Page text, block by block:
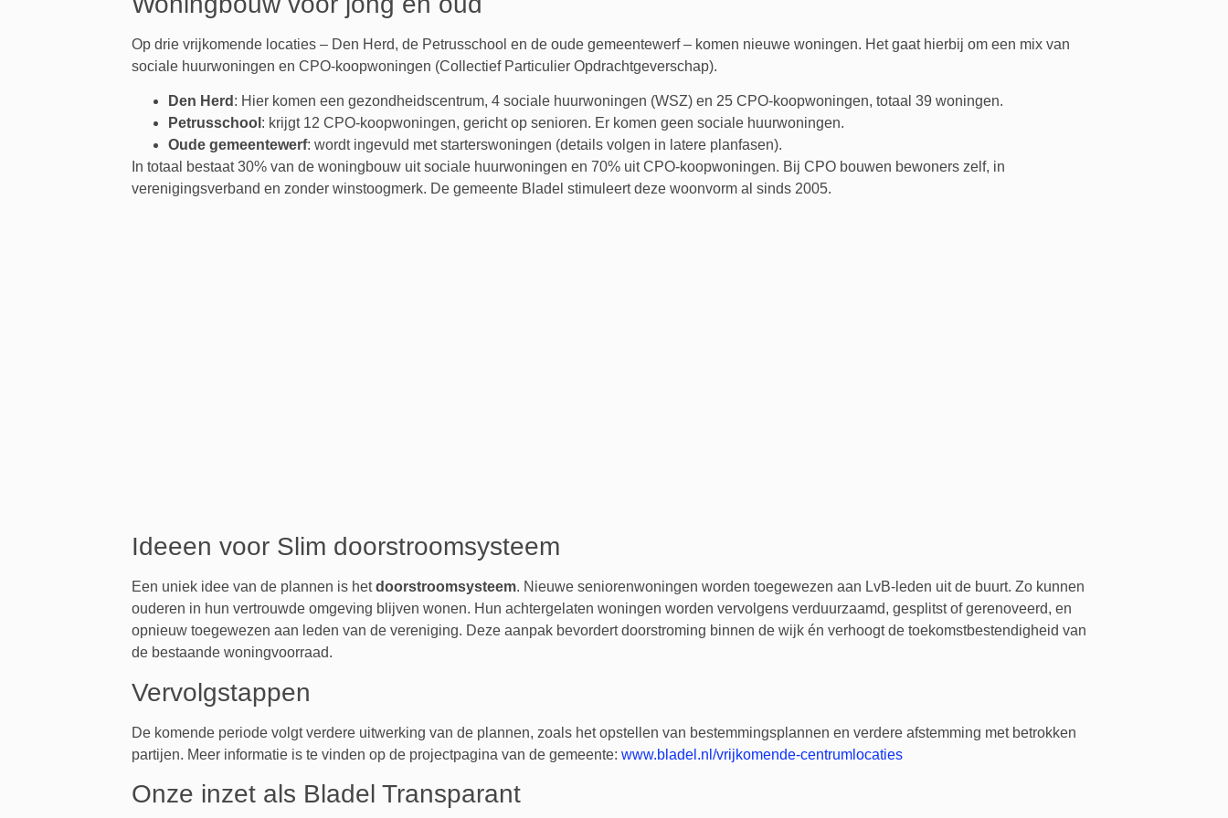
Op drie vrijkomende locaties – Den Herd, de Petrusschool en de oude gemeentewerf – komen nieuwe woningen. Het gaat hierbij om een mix van
sociale huurwoningen en CPO-koopwoningen (Collectief Particulier Opdrachtgeverschap).
Den Herd : Hier komen een gezondheidscentrum, 4 sociale huurwoningen (WSZ) en 25 CPO-koopwoningen, totaal 39 woningen.
Petrusschool : krijgt 12 CPO-koopwoningen, gericht op senioren. Er komen geen sociale huurwoningen.
Oude gemeentewerf: wordt ingevuld met starterswoningen (details volgen in latere planfasen).
In totaal bestaat 30% van de woningbouw uit sociale huurwoningen en 70% uit CPO-koopwoningen. Bij CPO bouwen bewoners zelf, in
verenigingsverband en zonder winstoogmerk. De gemeente Bladel stimuleert deze woonvorm al sinds 2005.
Ideeen voor Slim doorstroomsysteem
Een uniek idee van de plannen is hetdoorstroomsysteem. Nieuwe seniorenwoningen worden toegewezen aan LvB-leden uit de buurt. Zo kunnen
ouderen in hun vertrouwde omgeving blijven wonen. Hun achtergelaten woningen worden vervolgens verduurzaamd, gesplitst of gerenoveerd, en
opnieuw toegewezen aan leden van de vereniging. Deze aanpak bevordert doorstroming binnen de wijk én verhoogt de toekomstbestendigheid van
de bestaande woningvoorraad.
Vervolgstappen
De komende periode volgt verdere uitwerking van de plannen, zoals het opstellen van bestemmingsplannen en verdere afstemming met betrokken
partijen. Meer informatie is te vinden op de projectpagina van de gemeente: www.bladel.nl/vrijkomende-centrumlocaties
Onze inzet als Bladel Transparant